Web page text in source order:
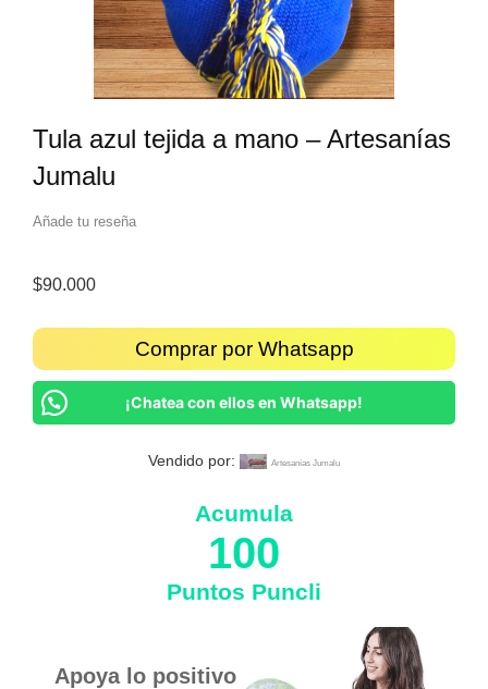
Tula azul tejida a mano – Artesanías
Jumalu
Añade tu reseña
$90.000
Comprar por Whatsapp
¡Chatea con ellos en Whatsapp!
Vendido por: Artesanías Jumalu
Acumula
100
Puntos Puncli
Apoya lo positivo